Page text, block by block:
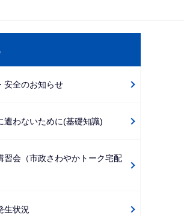
安全のお知らせ
遭わないために(基礎知識)
習会（市政さわやかトーク宅配
生状況